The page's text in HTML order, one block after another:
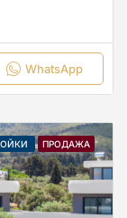
WhatsApp
ПРОДАЖА